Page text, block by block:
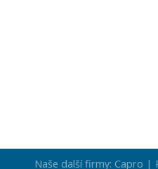
Naše další firmy: Capro |